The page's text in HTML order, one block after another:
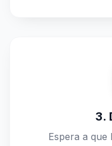
3.
Espera a